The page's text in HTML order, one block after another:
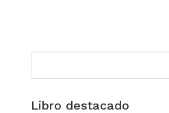
Libro destacado